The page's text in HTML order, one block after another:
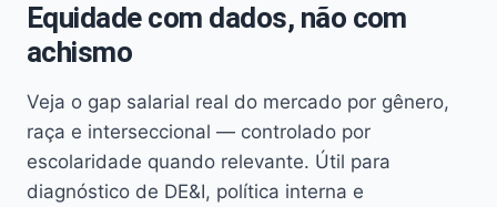
Equidade com dados, não com
achismo
Veja o gap salarial real do mercado por gênero,
raça e interseccional — controlado por
escolaridade quando relevante. Útil para
diagnóstico de DE&I, política interna e